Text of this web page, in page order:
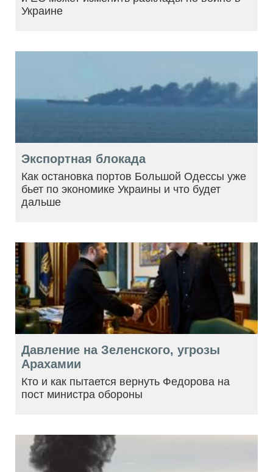
Украине
Экспортная блокада
Как остановка портов Большой Одессы уже
бьет по экономике Украины и что будет
дальше
Давление на Зеленского, угрозы
Арахамии
Кто и как пытается вернуть Федорова на
пост министра обороны